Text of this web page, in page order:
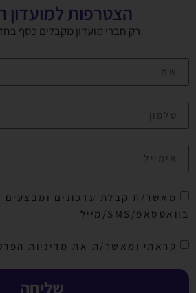
הצטרפות למועדון
רק חברי מועדון מקבלים כסף
מאשר/ת קבלת עדכונים ומבצעים
בוואטסאפ/SMS/מייל
קראתי ומאשר/ת את מדיניות
שליחה